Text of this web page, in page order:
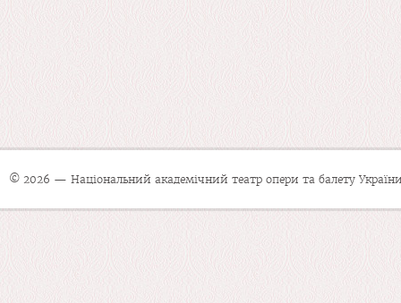
© 2026 — Національний академічний театр опери та балету